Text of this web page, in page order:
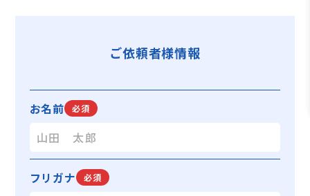
ご依頼者様情報
お名前 必須
フリガナ 必須